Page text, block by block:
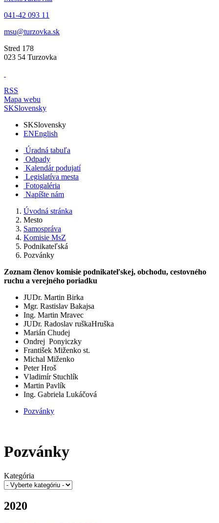
041-42 093 11
msu@turzovka.sk
Stred 178
023 54 Turzovka
RSS
Mapa webu
SKSlovensky
SKSlovensky
ENEnglish
Úradná tabuľa
Odpady
Kalendár podujatí
Legislatíva mesta
Fotogaléria
Napíšte nám
Úvodná stránka
Mesto
Samospráva
Komisie MsZ
Podnikateľská
Pozvánky
Zoznam členov komisie podnikateľskej, obchodu, cestovného
ruchu a verejného poriadku­­­­­­­­­­­­­­­­­­­­­­­­­­­­­
JUDr. Martin Birka
Mgr. Rastislav Bakajsa
Ing. Martin Mravec
JUDr. Radoslav ruškaHruška
Marián Chudej
Ondrej Ponyiczky
František Miženko st.
Michal Miženko
Peter Hroš
Vladimír Stuchlík
Martin Pavlík
Ing. Gabriela Lukáčová
Pozvánky
Pozvánky
Kategória
2020